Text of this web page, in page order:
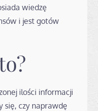
wiedzę
i jest gotów
ilości informacji
się, czy naprawdę